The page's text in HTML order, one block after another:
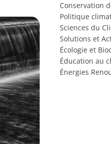
Conservation
Politique
Sciences du
Solutions et
Écologie et
Éducation au
Énergies